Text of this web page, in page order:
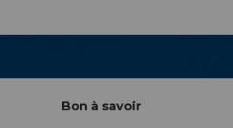
Bon à savoir